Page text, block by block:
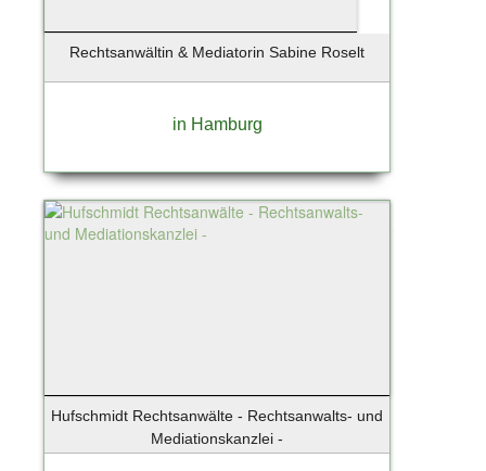
Rechtsanwältin & Mediatorin Sabine Roselt
in Hamburg
Hufschmidt Rechtsanwälte - Rechtsanwalts- und
Mediationskanzlei -